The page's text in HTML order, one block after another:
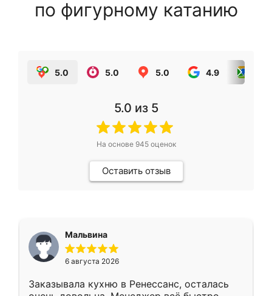
по фигурному катанию
5.0 5.0 5.0 4.9
5.0 из 5
На основе 945оценок
Оставить отзыв
Мальвина
6 августа 2026
Заказывала кухню в Ренессанс, осталась